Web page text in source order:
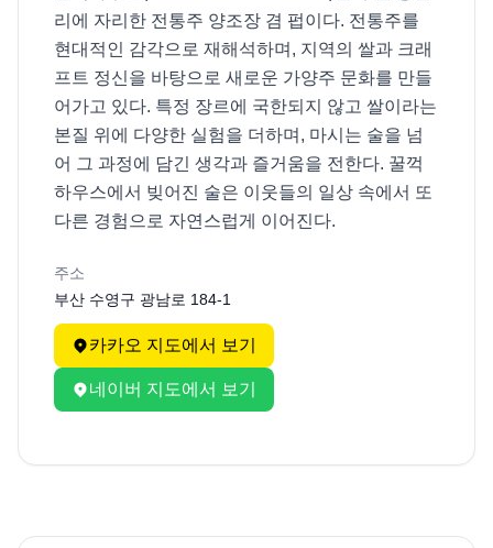
리에 자리한 전통주 양조장 겸 펍이다. 전통주를
현대적인 감각으로 재해석하며, 지역의 쌀과 크래
프트 정신을 바탕으로 새로운 가양주 문화를 만들
어가고 있다. 특정 장르에 국한되지 않고 쌀이라는
본질 위에 다양한 실험을 더하며, 마시는 술을 넘
어 그 과정에 담긴 생각과 즐거움을 전한다. 꿀꺽
하우스에서 빚어진 술은 이웃들의 일상 속에서 또
다른 경험으로 자연스럽게 이어진다.
주소
부산 수영구 광남로 184-1
카카오 지도에서 보기
네이버 지도에서 보기